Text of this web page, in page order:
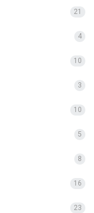
21
4
10
3
10
5
8
16
23